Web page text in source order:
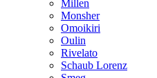
Millen
Monsher
Omoikiri
Oulin
Rivelato
Schaub Lorenz